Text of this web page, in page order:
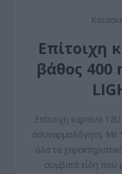
Επίτοιχη
βάθος 400
Επίτοιχη καμπίνα
ασυναρμολόγητη. Με
όλα τα
συμβατά είδη που